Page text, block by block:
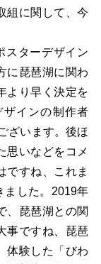
組に関して、今
スターデザイン
に琵琶湖に関わ
より早く決定を
ザインの制作者
ざいます。後ほ
思いなどをコメ
ですね、これま
ました。2019年
、琵琶湖との関
事ですね、琵琶
体験した「びわ